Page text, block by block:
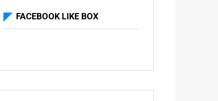
FACEBOOK LIKE BOX